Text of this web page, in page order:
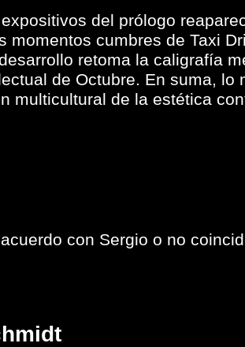
del prólogo
momentos cumbres de Taxi
retoma la caligrafía
de Octubre. En suma,
multicultural de la estética
con Sergio o no